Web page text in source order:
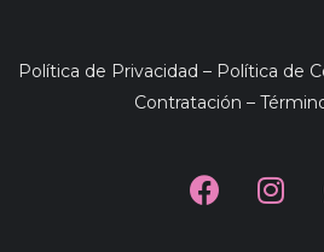
Política de Privacidad – Política de
Contratación –